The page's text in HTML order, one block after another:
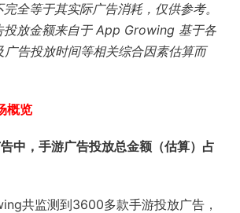
全等于其实际广告消耗，仅供参考。
投放金额来自于 App Growing 基于各
告投放时间等相关综合因素估算而
概览
中，手游广告投放总金额（估算）占
共监测到3600多款手游投放广告，